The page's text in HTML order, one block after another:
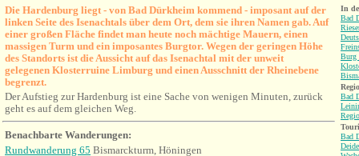
Die Hardenburg liegt - von Bad Dürkheim kommend - imposant auf der
linken Seite des Isenachtals über dem Ort, dem sie ihren Namen gab. Auf
einer großen Fläche findet man heute noch mächtige Mauern, einen
massigen Turm und ein imposantes Burgtor. Wegen der geringen Höhe
des Standorts ist die Aussicht auf das Isenachtal mit der unweit
gelegenen Klosterruine Limburg und einen Ausschnitt der Rheinebene
begrenzt.
Der Aufstieg zur Hardenburg ist eine Sache von wenigen Minuten, zurück
geht es auf dem gleichen Weg.
Benachbarte Wanderungen:
Rundwanderung 65 Bismarckturm, Höningen
In
Bad
Burg
Bad
Bad